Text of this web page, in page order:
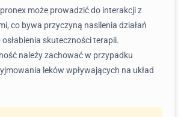
może prowadzić do interakcji z
co bywa przyczyną nasilenia działań
skuteczności terapii.
należy zachować w przypadku
leków wpływających na układ